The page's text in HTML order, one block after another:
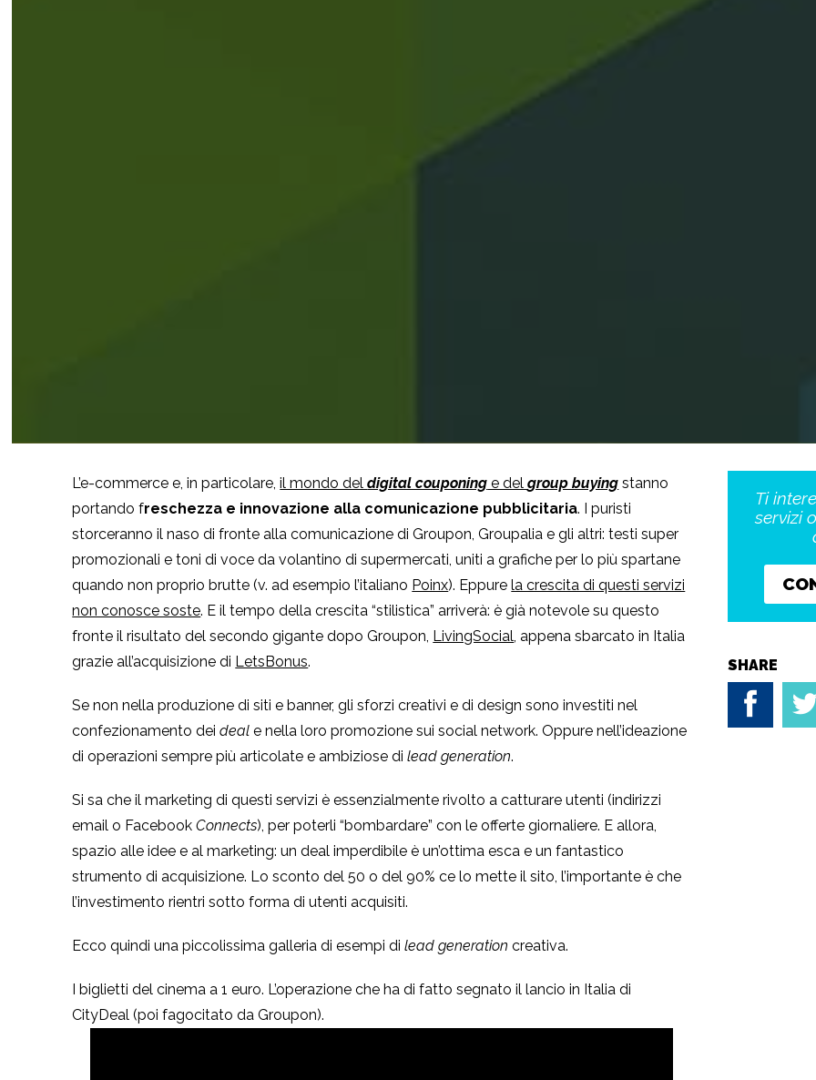
L’e-commerce e, in particolare,il mondo deldigital couponing e delgroup buying stanno
portando freschezza e innovazione alla comunicazione pubblicitaria. I puristi
storceranno il naso di fronte alla comunicazione di Groupon, Groupalia e gli altri: testi super
promozionali e toni di voce da volantino di supermercati, uniti a grafiche per lo più spartane
quando non proprio brutte (v. ad esempio l’italiano Poinx). Eppurela crescita di questi servizi
non conosce soste. E il tempo della crescita “stilistica” arriverà: è già notevole su questo
fronte il risultato del secondo gigante dopo Groupon, LivingSocial, appena sbarcato in Italia
grazie all’acquisizione di LetsBonus.
Se non nella produzione di siti e banner, gli sforzi creativi e di design sono investiti nel
confezionamento deideal e nella loro promozione sui social network. Oppure nell’ideazione
di operazioni sempre più articolate e ambiziose dilead generation.
Si sa che il marketing di questi servizi è essenzialmente rivolto a catturare utenti (indirizzi
email o FacebookConnects), per poterli “bombardare” con le offerte giornaliere. E allora,
spazio alle idee e al marketing: un deal imperdibile è un’ottima esca e un fantastico
strumento di acquisizione. Lo sconto del 50 o del 90% ce lo mette il sito, l’importante è che
l’investimento rientri sotto forma di utenti acquisiti.
Ecco quindi una piccolissima galleria di esempi dilead generation creativa.
I biglietti del cinema a 1 euro. L’operazione che ha di fatto segnato il lancio in Italia di
CityDeal (poi fagocitato da Groupon).
Ti
servizi
SHARE